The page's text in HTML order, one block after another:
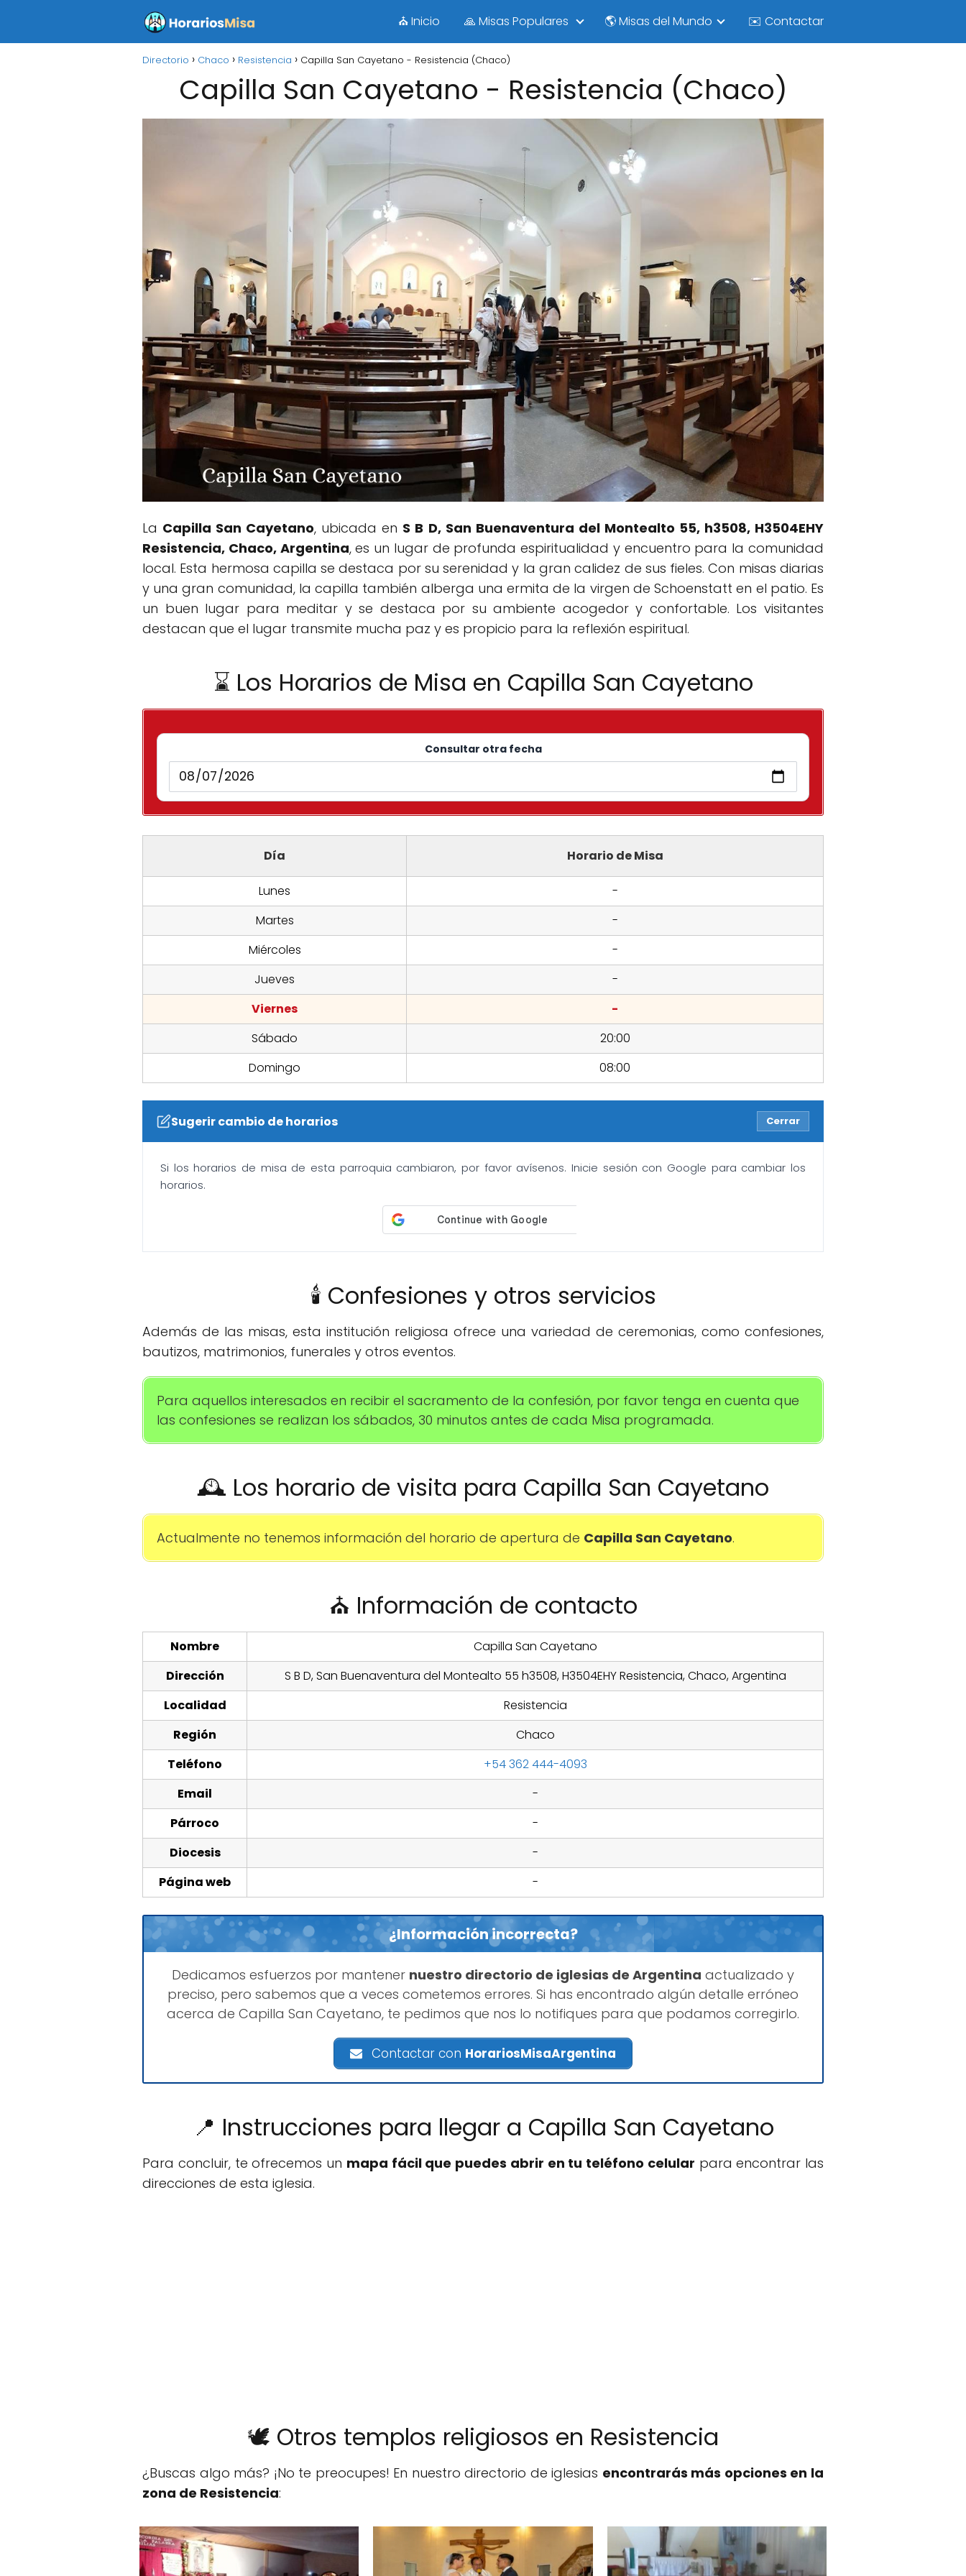
⛪ Inicio 🙏 Misas Populares 🌎 Misas del Mundo ✉️ Contactar
Directorio Chaco Resistencia Capilla San Cayetano - Resistencia (Chaco)
Capilla San Cayetano - Resistencia (Chaco)
La Capilla San Cayetano, ubicada en S B D, San Buenaventura del Montealto 55, h3508, H3504EHY
Resistencia, Chaco, Argentina, es un lugar de profunda espiritualidad y encuentro para la comunidad
local. Esta hermosa capilla se destaca por su serenidad y la gran calidez de sus fieles. Con misas diarias
y una gran comunidad, la capilla también alberga una ermita de la virgen de Schoenstatt en el patio. Es
un buen lugar para meditar y se destaca por su ambiente acogedor y confortable. Los visitantes
destacan que el lugar transmite mucha paz y es propicio para la reflexión espiritual.
⌛ Los Horarios de Misa en Capilla San Cayetano
Consultar otra fecha
Día Horario de Misa
Lunes
-
Martes
-
Miércoles
-
Jueves
-
Viernes
-
Sábado
20:00
Domingo
08:00
Sugerir cambio de horarios Cerrar
Si los horarios de misa de esta parroquia cambiaron, por favor avísenos. Inicie sesión con Google para cambiar los
horarios.
🕯️ Confesiones y otros servicios
Además de las misas, esta institución religiosa ofrece una variedad de ceremonias, como confesiones,
bautizos, matrimonios, funerales y otros eventos.
Para aquellos interesados en recibir el sacramento de la confesión, por favor tenga en cuenta que
las confesiones se realizan los sábados, 30 minutos antes de cada Misa programada.
🕰️ Los horario de visita para Capilla San Cayetano
Actualmente no tenemos información del horario de apertura de Capilla San Cayetano.
⛪ Información de contacto
Nombre
Capilla San Cayetano
Dirección
S B D, San Buenaventura del Montealto 55 h3508, H3504EHY Resistencia, Chaco, Argentina
Localidad
Resistencia
Región
Chaco
Teléfono
+54 362 444-4093
Email
-
Párroco
-
Diocesis
-
Página web
-
¿Información incorrecta?
Dedicamos esfuerzos por mantener nuestro directorio de iglesias de Argentina actualizado y
preciso, pero sabemos que a veces cometemos errores. Si has encontrado algún detalle erróneo
acerca de Capilla San Cayetano, te pedimos que nos lo notifiques para que podamos corregirlo.
Contactar con HorariosMisaArgentina
📍 Instrucciones para llegar a Capilla San Cayetano
Para concluir, te ofrecemos un mapa fácil que puedes abrir en tu teléfono celular para encontrar las
direcciones de esta iglesia.
🕊️ Otros templos religiosos en Resistencia
¿Buscas algo más? ¡No te preocupes! En nuestro directorio de iglesias encontrarás más opciones en la
zona de Resistencia: